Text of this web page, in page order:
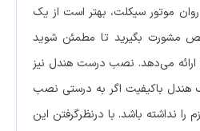
موتور سیکلت، بهتر است از یک
مشورت بگیرید تا مطمئن شوید
ارائه می‌دهد. نصب درست هندل نیز
هندل باکیفیت اگر به درستی نصب
را نداشته باشد. با درنظرگرفتن این